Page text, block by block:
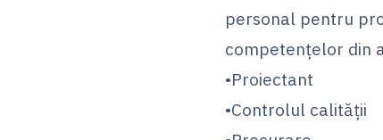
personal pentru
competențelor din
•Proiectant
•Controlul calității